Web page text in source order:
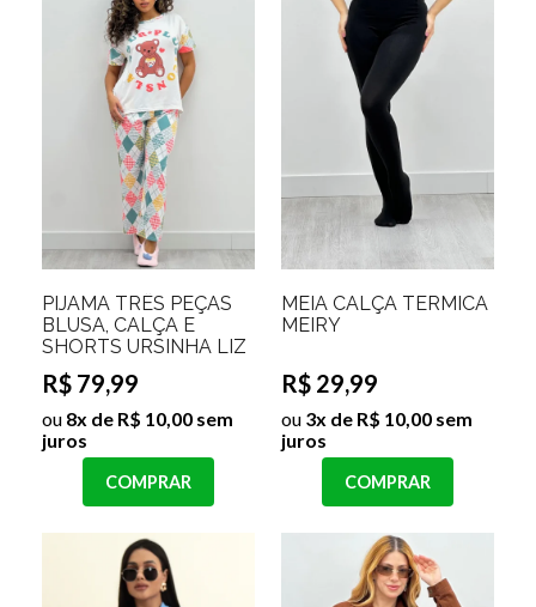
PIJAMA TRÊS PEÇAS
BLUSA, CALÇA E
SHORTS URSINHA LIZ
R$ 79,99
ou 8x de R$ 10,00 sem
juros
COMPRAR
MEIA CALÇA TERMICA
MEIRY
R$ 29,99
ou 3x de R$ 10,00 sem
juros
COMPRAR